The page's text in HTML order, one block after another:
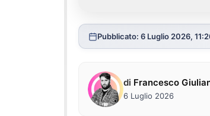
Pubblicato: 6 Luglio 2026,
di Francesco
6 Luglio 2026